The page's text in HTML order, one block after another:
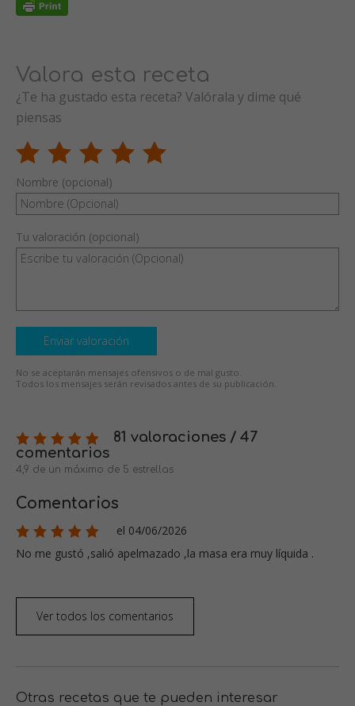
Valora esta receta
¿Te ha gustado esta receta? Valórala y dime qué
piensas
Nombre (opcional)
Tu valoración (opcional)
Enviar valoración
No se aceptarán mensajes ofensivos o de mal gusto.
Todos los mensajes serán revisados antes de su publicación.
81 valoraciones / 47
comentarios
4,9 de un máximo de 5 estrellas
Comentarios
el 04/06/2026
No me gustó ,salió apelmazado ,la masa era muy líquida .
Ver todos los comentarios
Otras recetas que te pueden interesar